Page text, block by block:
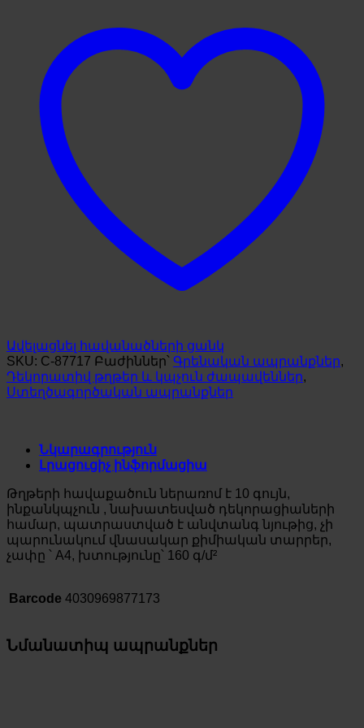
Ավելացնել հավանածների ցանկ
SKU: C-87717 Բաժիններ՝ Գրենական ապրանքներ,
Դեկորատիվ թղթեր և կպչուն ժապավեններ,
Ստեղծագործական ապրանքներ
Նկարագրություն
Լրացուցիչ ինֆորմացիա
Թղթերի հավաքածուն ներառոմ է 10 գույն,
ինքանկպչուն , նախատեսված դեկորացիաների
համար, պատրաստված է անվտանգ նյութից, չի
պարունակում վնասակար քիմիական տարրեր,
չափը ՝ А4, խտությունը՝ 160 գ/մ²
Barcode 4030969877173
Նմանատիպ ապրանքներ